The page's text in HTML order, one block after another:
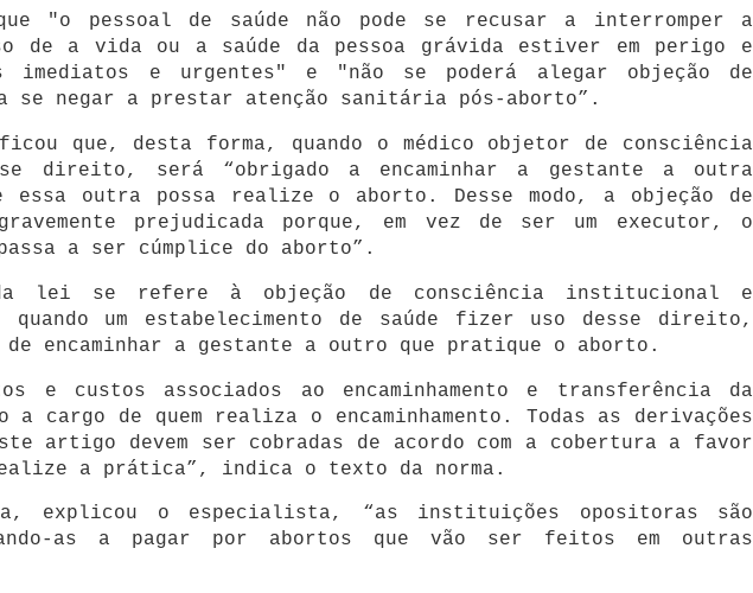
que "o pessoal de saúde não pode se recusar a interromper a
de a vida ou a saúde da pessoa grávida estiver em perigo e
imediatos e urgentes" e "não se poderá alegar objeção de
se negar a prestar atenção sanitária pós-aborto”.
que, desta forma, quando o médico objetor de consciência
direito, será “obrigado a encaminhar a gestante a outra
essa outra possa realize o aborto. Desse modo, a objeção de
prejudicada porque, em vez de ser um executor, o
a ser cúmplice do aborto”.
lei se refere à objeção de consciência institucional e
quando um estabelecimento de saúde fizer uso desse direito,
de encaminhar a gestante a outro que pratique o aborto.
e custos associados ao encaminhamento e transferência da
cargo de quem realiza o encaminhamento. Todas as derivações
artigo devem ser cobradas de acordo com a cobertura a favor
a prática”, indica o texto da norma.
explicou o especialista, “as instituições opositoras são
as a pagar por abortos que vão ser feitos em outras